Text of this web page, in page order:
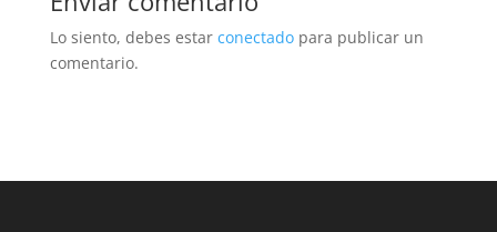
Lo siento, debes estar conectadopara publicar un
comentario.